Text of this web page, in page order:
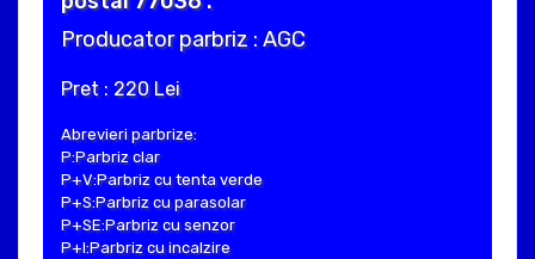
Producator parbriz : AGC
Pret : 220 Lei
Abrevieri parbrize:
P:Parbriz clar
P+V:Parbriz cu tenta verde
P+S:Parbriz cu parasolar
P+SE:Parbriz cu senzor
P+I:Parbriz cu incalzire